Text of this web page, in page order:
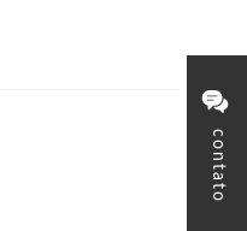
contato